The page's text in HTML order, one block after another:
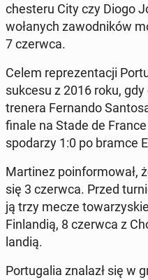
che­ste­ru City czy Diogo
wo­ła­nych za­wod­ni­ków
7 czerwca.
Celem re­pre­zen­ta­cji
sukcesu z 2016 roku,
trenera Fer­nan­do
finale na Stade de
spo­da­rzy 1:0 po bramce
Mar­ti­nez po­in­for­mo­wał,
się 3 czerwca. Przed
ją trzy mecze
Fin­lan­dią, 8 czerwca z
lan­dią.
Por­tu­ga­lia znalazł się w